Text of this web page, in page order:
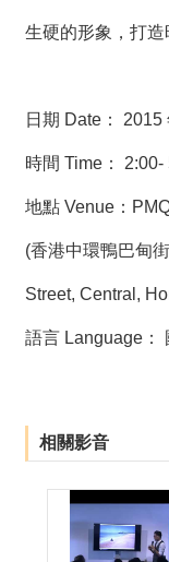
生硬的形象，打造
日期 Date：
時間 Time： 2:00-
地點 Venue：
(香港中環鴨巴甸
Street, Central,
語言 Language：
相關影音